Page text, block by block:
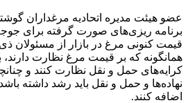
عضو هیئت مدیره اتحادیه مرغداران
برنامه ریزی‌های صورت گرفته برای
قیمت کنونی مرغ در بازار از مسئولان
همانگونه که بر قیمت مرغ نظارت دارند،
کرایه‌های حمل و نقل نظارت کنند و
نهاده‌ها و حمل و نقل باید رشد داشته
اضافه کنند.